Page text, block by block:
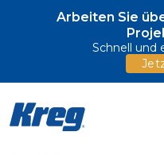
Arbeiten Sie
Schnell und